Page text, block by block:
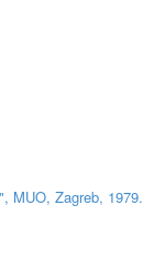
MUO, Zagreb, 1979.